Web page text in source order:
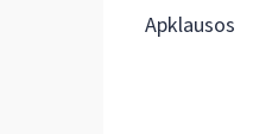
Apklausos